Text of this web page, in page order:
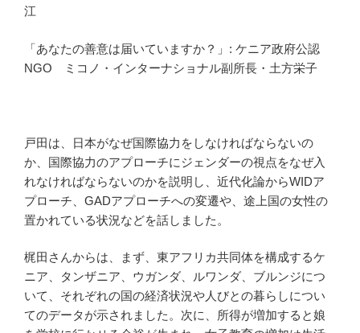
江
「あなたの善意は届いていますか？」 : ケニア政府公認
NGO ミコノ・インターナショナル副所長・土方栄子
戸田は、日本がなぜ国際協力をしなければならないの
か、国際協力のアプローチにジェンダーの視点をなぜ入
れなければならないのかを説明し、近代化論からWIDア
プローチ、GADアプローチへの変遷や、途上国の女性の
置かれている状況などを話しました。
梶田さんからは、まず、東アフリカ共同体を構成するケ
ニア、タンザニア、ウガンダ、ルワンダ、ブルンジにつ
いて、それぞれの国の経済状況や人びとの暮らしについ
てのデータが示されました。次に、所得が増加すると娘